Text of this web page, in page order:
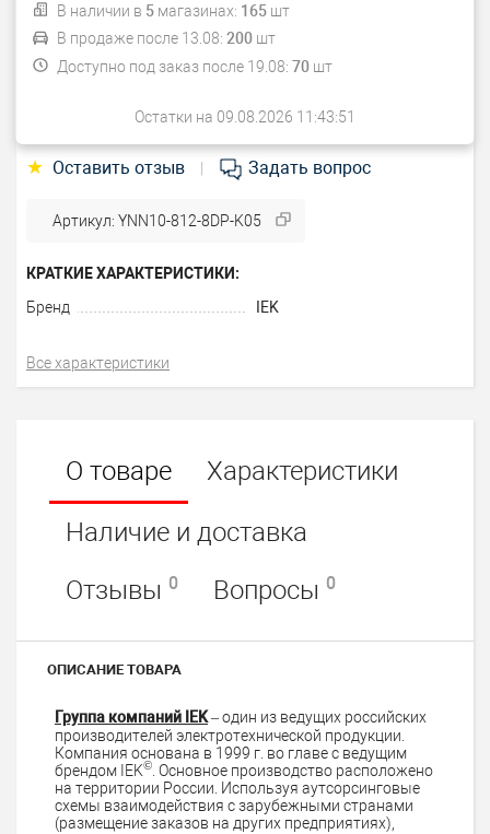
В наличии в 5 магазинах: 165шт
В продаже после 13.08: 200шт
Доступно под заказ после 19.08: 70шт
Остатки на 09.08.2026 11:43:51
★ Оставить отзыв Задать вопрос
Артикул: YNN10-812-8DP-K05
КРАТКИЕ ХАРАКТЕРИСТИКИ:
Бренд
IEK
Все характеристики
О товаре
Характеристики
Наличие и доставка
Отзывы 0 Вопросы 0
ОПИСАНИЕ ТОВАРА
Группа компаний IEK– один из ведущих российских
производителей электротехнической продукции.
Компания основана в 1999 г. во главе с ведущим
брендом IEK© . Основное производство расположено
на территории России. Используя аутсорсинговые
схемы взаимодействия с зарубежными странами
(размещение заказов на других предприятиях),